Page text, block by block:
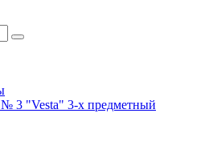
3 "Vesta" 3-х предметный